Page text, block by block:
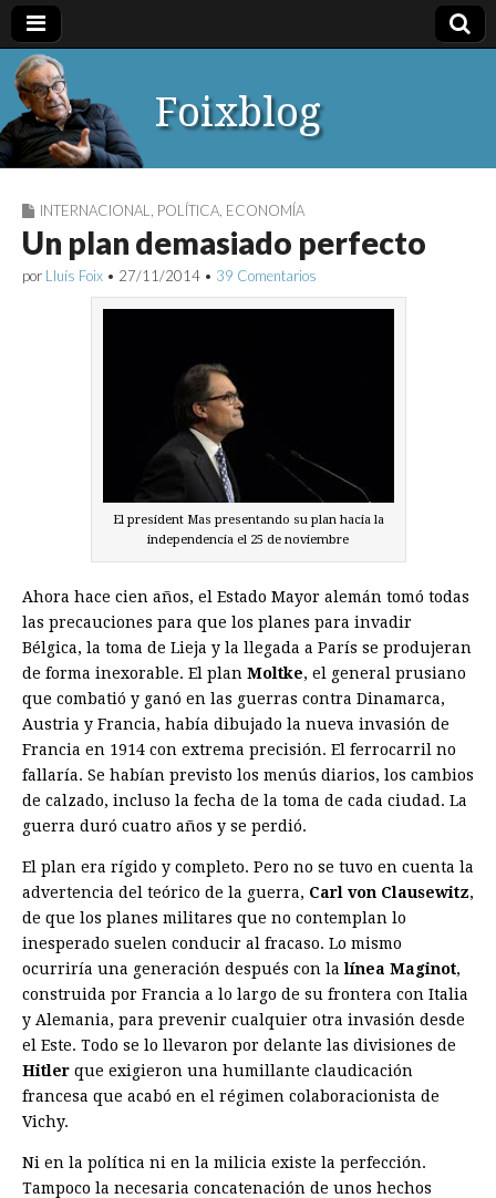
Foixblog
INTERNACIONAL POLÍTICA ECONOMÍA
Un plan demasiado perfecto
por Lluís Foix • 27/11/2014 • 39 Comentarios
El president Mas presentando su plan hacia la
independencia el 25 de noviembre
Ahora hace cien años, el Estado Mayor alemán tomó todas
las precauciones para que los planes para invadir
Bélgica, la toma de Lieja y la llegada a París se produjeran
de forma inexorable. El plan Moltke, el general prusiano
que combatió y ganó en las guerras contra Dinamarca,
Austria y Francia, había dibujado la nueva invasión de
Francia en 1914 con extrema precisión. El ferrocarril no
fallaría. Se habían previsto los menús diarios, los cambios
de calzado, incluso la fecha de la toma de cada ciudad. La
guerra duró cuatro años y se perdió.
El plan era rígido y completo. Pero no se tuvo en cuenta la
advertencia del teórico de la guerra, Carl von Clausewitz,
de que los planes militares que no contemplan lo
inesperado suelen conducir al fracaso. Lo mismo
ocurriría una generación después con lalínea Maginot,
construida por Francia a lo largo de su frontera con Italia
y Alemania, para prevenir cualquier otra invasión desde
el Este. Todo se lo llevaron por delante las divisiones de
Hitler que exigieron una humillante claudicación
francesa que acabó en el régimen colaboracionista de
Vichy.
Ni en la política ni en la milicia existe la perfección.
Tampoco la necesaria concatenación de unos hechos